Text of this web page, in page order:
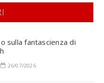
sulla fantascienza di
26/07/2026